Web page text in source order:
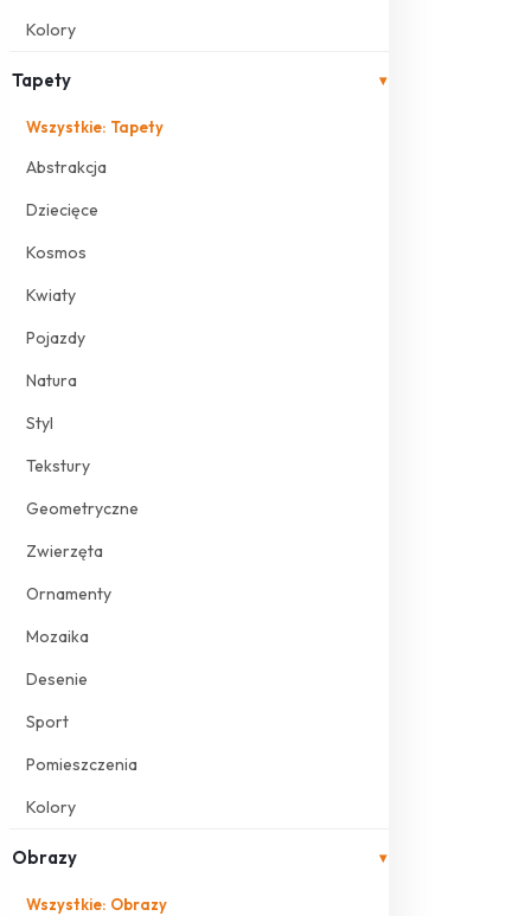
Kolory
Tapety ▾
Wszystkie: Tapety
Abstrakcja
Dziecięce
Kosmos
Kwiaty
Pojazdy
Natura
Styl
Tekstury
Geometryczne
Zwierzęta
Ornamenty
Mozaika
Desenie
Sport
Pomieszczenia
Kolory
Obrazy ▾
Wszystkie: Obrazy